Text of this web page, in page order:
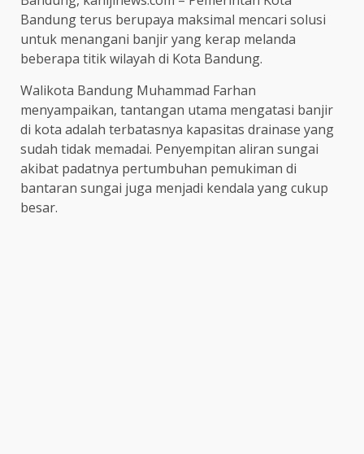
Bandung terus berupaya maksimal mencari solusi
untuk menangani banjir yang kerap melanda
beberapa titik wilayah di Kota Bandung.
Walikota Bandung Muhammad Farhan
menyampaikan, tantangan utama mengatasi banjir
di kota adalah terbatasnya kapasitas drainase yang
sudah tidak memadai. Penyempitan aliran sungai
akibat padatnya pertumbuhan pemukiman di
bantaran sungai juga menjadi kendala yang cukup
besar.